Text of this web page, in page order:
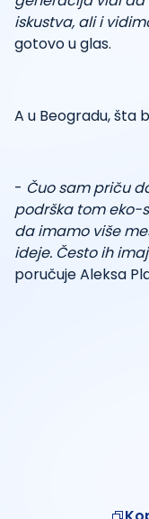
iskustva, ali i
gotovo u glas.
A u Beogradu, šta
- Čuo sam priču
podrška tom eko-
da imamo više
ideje. Često ih
poručuje Aleksa